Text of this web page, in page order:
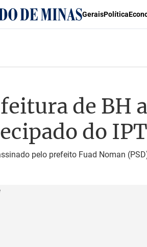
GeraisPolítica
de BH
do
pelo prefeito Fuad Noman